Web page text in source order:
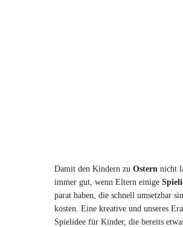
Damit den Kindern zu Ostern nicht
immer gut, wenn Eltern einige
parat haben, die schnell umsetzbar
kosten. Eine kreative und unseres
Spielidee für Kinder, die bereits